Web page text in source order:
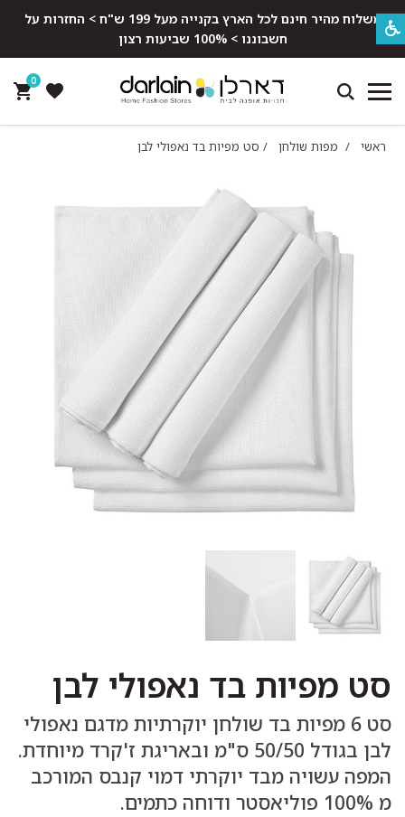
משלוח מהיר חינם לכל הארץ בקנייה מעל 199 ש"ח > החזרות על
חשבוננו > 100% שביעות רצון
0
ראשי / מפות שולחן / סט מפיות בד נאפולי לבן
סט מפיות בד נאפולי לבן
סט 6 מפיות בד שולחן יוקרתיות מדגם נאפולי
לבן בגודל 50/50 ס"מ ובאריגת ז'קרד מיוחדת.
המפה עשויה מבד יוקרתי דמוי קנבס המורכב
מ 100% פוליאסטר ודוחה כתמים.